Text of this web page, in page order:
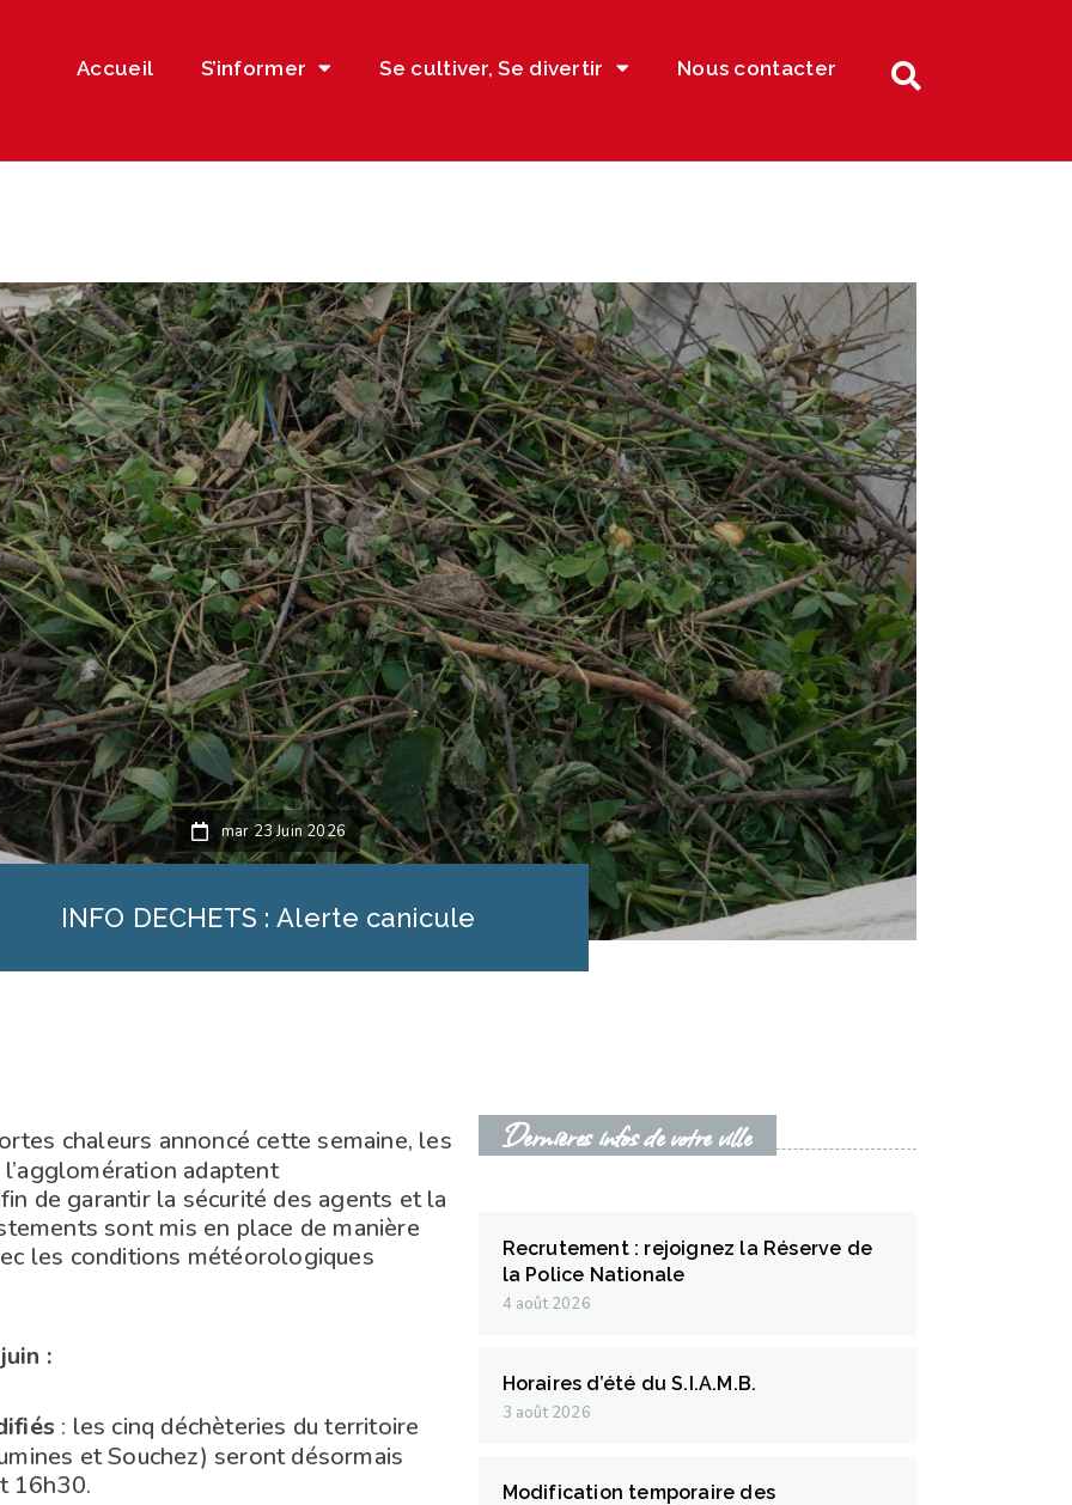
Accueil S’informer Se cultiver, Se divertir Nous contacter
mar 23 Juin 2026
INFO DECHETS : Alerte canicule
chaleurs annoncé cette semaine, les
adaptent
de garantir la sécurité des agents et la
sont mis en place de manière
les conditions météorologiques
:
: les cinq déchèteries du territoire
et Souchez) seront désormais
16h30.
Dernières infos de votre ville
Recrutement : rejoignez la Réserve de
la Police Nationale
4 août 2026
Horaires d’été du S.I.A.M.B.
3 août 2026
Modification temporaire des